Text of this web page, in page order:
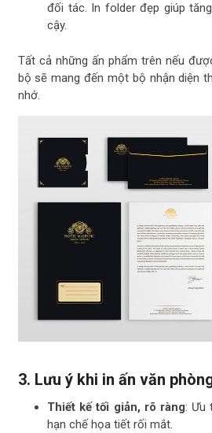
đối tác. In folder đẹp giúp
cậy.
Tất cả những ấn phẩm trên nếu
bộ sẽ mang đến một bộ nhận diện
nhớ.
3. Lưu ý khi in ấn văn
Thiết kế tối giản, rõ ràng: Ưu
hạn chế họa tiết rối mắt.